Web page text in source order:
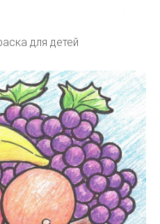
для детей